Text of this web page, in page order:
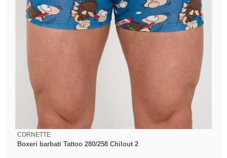
CORNETTE
Boxeri barbati Tattoo 280/258 Chilout 2